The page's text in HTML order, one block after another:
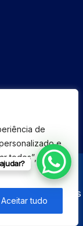
de
e
todos”, você
Aceitar tudo
reservados